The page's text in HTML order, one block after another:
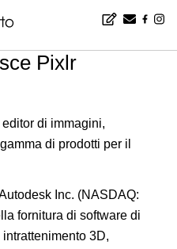
acquisisce Pixlr
Pixlr
di immagini,
di prodotti per il
Inc. (NASDAQ:
fornitura di software di
3D,